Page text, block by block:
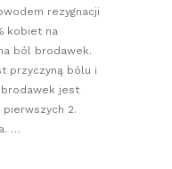
rezygnacji
kobiet na
ból brodawek.
przyczyną bólu i
brodawek jest
2.
…